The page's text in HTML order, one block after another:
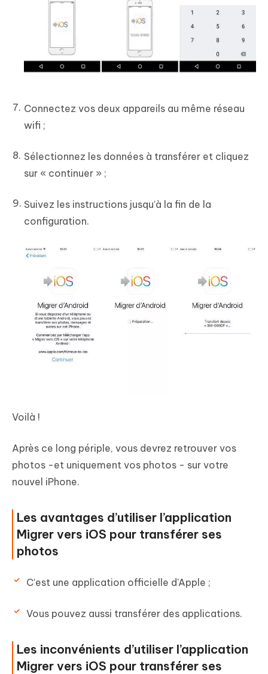
Connectez vos deux appareils au même réseau
wifi ;
Sélectionnez les données à transférer et cliquez
sur « continuer » ;
Suivez les instructions jusqu’à la fin de la
configuration.
Voilà !
Après ce long périple, vous devrez retrouver vos
photos -et uniquement vos photos - sur votre
nouvel iPhone.
Les avantages d’utiliser l’application
Migrer vers iOS pour transférer ses
photos
C’est une application officielle d'Apple ;
Vous pouvez aussi transférer des applications.
Les inconvénients d’utiliser l’application
Migrer vers iOS pour transférer ses